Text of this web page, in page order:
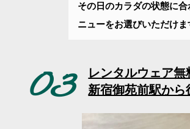
その日のカラダの状態に
ニューをお選びいただけま
03
レンタルウェア無
新宿御苑前駅から